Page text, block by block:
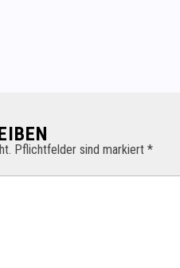
Pflichtfelder sind markiert *